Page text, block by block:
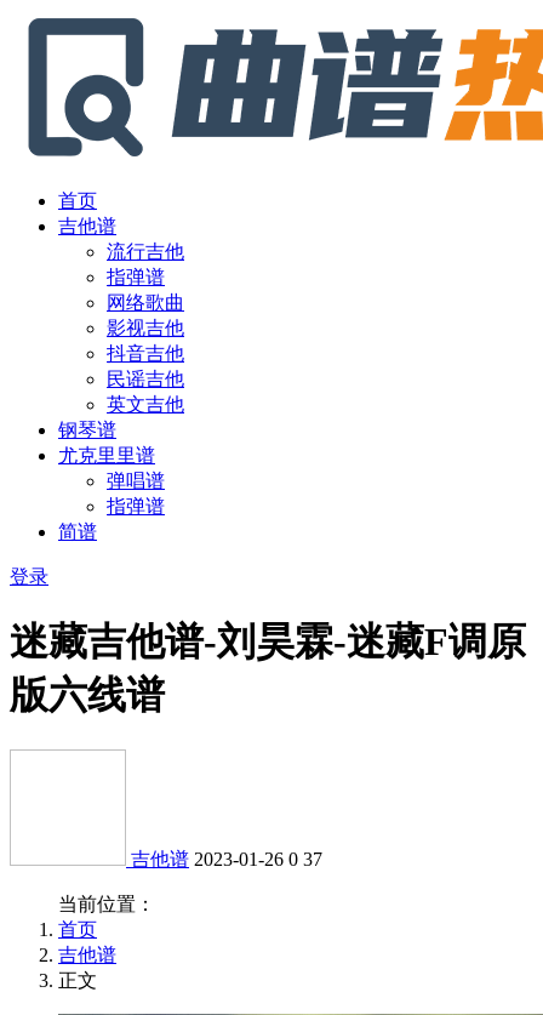
首页
吉他谱
流行吉他
指弹谱
网络歌曲
影视吉他
抖音吉他
民谣吉他
英文吉他
钢琴谱
尤克里里谱
弹唱谱
指弹谱
简谱
登录
迷藏吉他谱-刘昊霖-迷藏F调原
版六线谱
吉他谱 2023-01-26 0 37
当前位置：
首页
吉他谱
正文